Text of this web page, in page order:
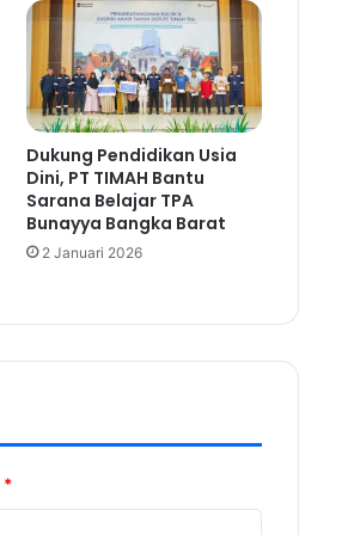
Dukung Pendidikan Usia
Dini, PT TIMAH Bantu
Sarana Belajar TPA
Bunayya Bangka Barat
2 Januari 2026
*